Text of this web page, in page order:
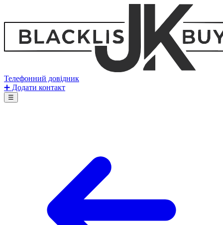
Телефонний довідник
➕ Додати контакт
☰